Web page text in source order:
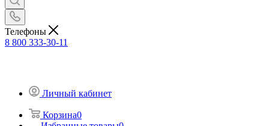
Телефоны
8 800 333-30-11
Личный кабинет
Корзина0